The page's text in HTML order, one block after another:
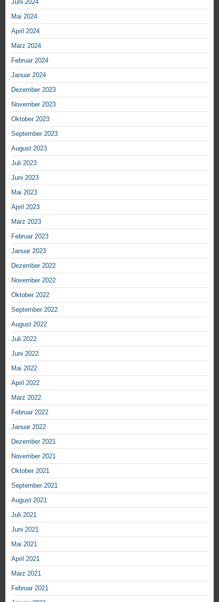
Juni 2024
Mai 2024
April 2024
März 2024
Februar 2024
Januar 2024
Dezember 2023
November 2023
Oktober 2023
September 2023
August 2023
Juli 2023
Juni 2023
Mai 2023
April 2023
März 2023
Februar 2023
Januar 2023
Dezember 2022
November 2022
Oktober 2022
September 2022
August 2022
Juli 2022
Juni 2022
Mai 2022
April 2022
März 2022
Februar 2022
Januar 2022
Dezember 2021
November 2021
Oktober 2021
September 2021
August 2021
Juli 2021
Juni 2021
Mai 2021
April 2021
März 2021
Februar 2021